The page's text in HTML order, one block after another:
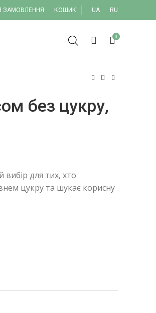
ЗАМОВЛЕННЯ КОШИК UA RU
0
без цукру,
для тих, хто
цукру та шукає корисну